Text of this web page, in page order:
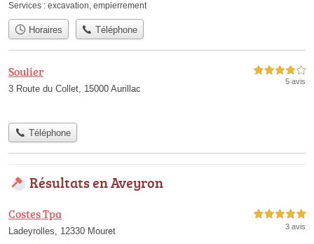
Services : excavation, empierrement
Horaires Téléphone
Soulier
3 Route du Collet, 15000 Aurillac
4,0 étoiles sur 5
5 avis
Téléphone
Résultats en Aveyron
Costes Tpa
Ladeyrolles, 12330 Mouret
5,0 étoiles sur 5
3 avis